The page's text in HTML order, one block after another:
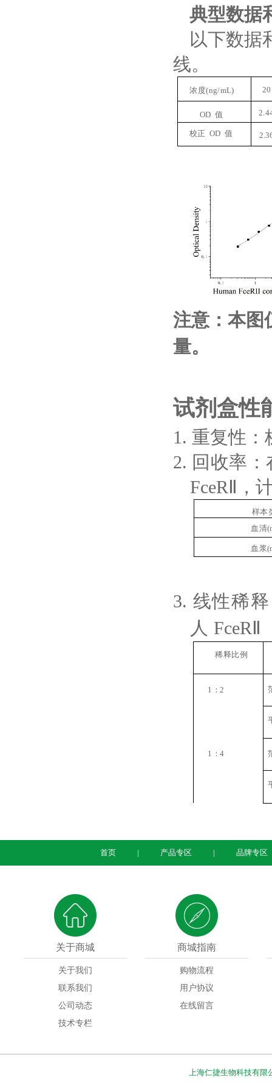
典型数据
以下数据
线。
浓度(ng/mL) 20
OD 值
校正 OD 值
注意：本图
量。
试剂盒性
1. 重复性：
2. 回收率
FceRⅡ ，
样本
血清
血浆
3. 线性稀
人 FceRⅡ
稀释比例
1 ： 2
1 ：4
首页 产品专区 品牌专区
关于商城
关于我们
联系我们
公司动态
技术专栏
商城指南
购物流程
用户协议
在线留言
上海仁捷生物科技有限